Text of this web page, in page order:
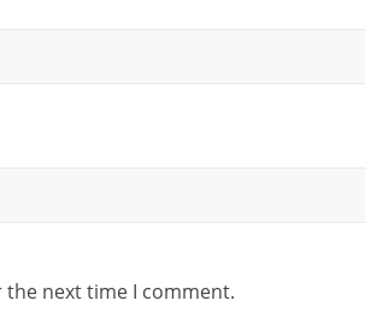
the next time I comment.